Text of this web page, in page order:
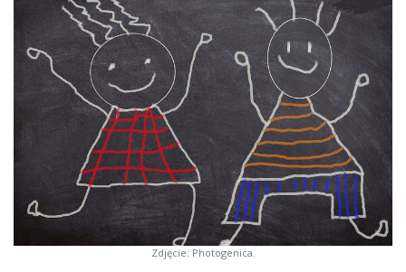
Zdjęcie: Photogenica.